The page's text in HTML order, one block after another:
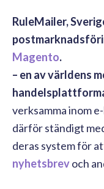
RuleMailer,
Magento.
– en av världens
verksamma inom
därför ständigt
deras system för
nyhetsbrevoch